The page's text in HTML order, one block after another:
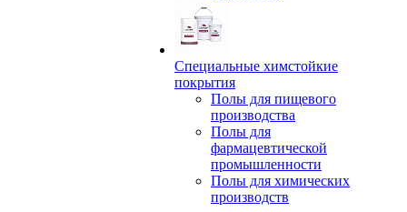
Специальные химстойкие
покрытия
Полы для пищевого
производства
Полы для
фармацевтической
промышленности
Полы для химических
производств